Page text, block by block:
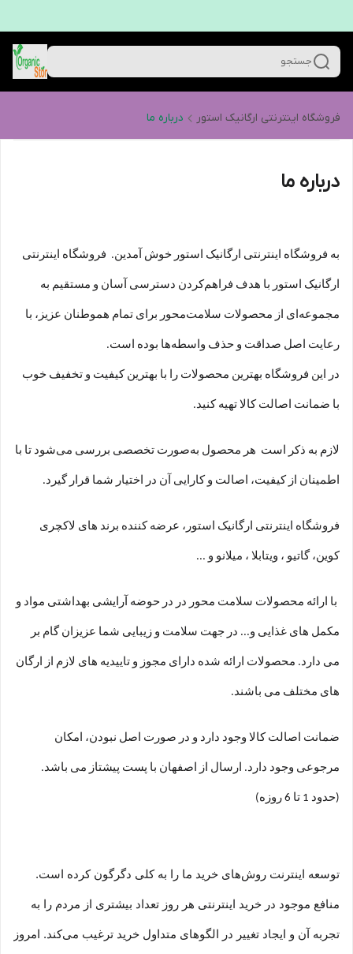
جستجو
فروشگاه اینترنتی ارگانیک استور درباره ما
درباره ما
به فروشگاه اینترنتی ارگانیک استور خوش آمدین. فروشگاه اینترنتی
ارگانیک استور با هدف فراهم‌کردن دسترسی آسان و مستقیم به
مجموعه‌ای از محصولات سلامت‌محور برای تمام هموطنان عزیز، با
رعایت اصل صداقت و حذف واسطه‌ها بوده است.
در این فروشگاه بهترین محصولات را با بهترین کیفیت و تخفیف خوب
با ضمانت اصالت کالا تهیه کنید.
لازم به ذکر است هر محصول به‌صورت تخصصی بررسی می‌شود تا با
اطمینان از کیفیت، اصالت و کارایی آن در اختیار شما قرار گیرد.
فروشگاه اینترنتی ارگانیک استور، عرضه کننده برند های لاکچری
کوین، گاتیو ، ویتابلا ، میلانو و ...
با ارائه محصولات سلامت محور در در حوضه آرایشی بهداشتی مواد و
مکمل های غذایی و... در جهت سلامت و زیبایی شما عزیزان گام بر
می دارد. محصولات ارائه شده دارای مجوز و تاییدیه های لازم از ارگان
های مختلف می باشند.
ضمانت اصالت کالا وجود دارد و در صورت اصل نبودن، امکان
مرجوعی وجود دارد. ارسال از اصفهان با پست پیشتاز می باشد.
(حدود 1 تا 6 روزه)
توسعه اینترنت روش‌های خرید ما را به کلی دگرگون کرده است.
منافع موجود در خرید اینترنتی هر روز تعداد بیشتری از مردم را به
تجربه آن و ایجاد تغییر در الگوهای متداول خرید ترغیب می‏‌کند. امروز